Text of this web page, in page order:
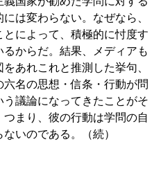
は変わらない。なぜなら、
によって、積極的に忖度す
るからだ。結果、メディアも
あれこれと推測した挙句、
名の思想・信条・行動が問
う議論になってきたことがそ
まり、彼の行動は学問の自
いのである。（続）